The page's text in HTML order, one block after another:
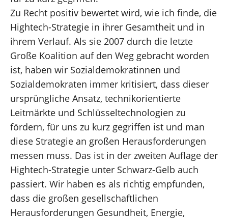
Zu Recht positiv bewertet wird, wie ich finde, die
Hightech-Strategie in ihrer Gesamtheit und in
ihrem Verlauf. Als sie 2007 durch die letzte
Große Koalition auf den Weg gebracht worden
ist, haben wir Sozialdemokratinnen und
Sozialdemokraten immer kritisiert, dass dieser
ursprüngliche Ansatz, technikorientierte
Leitmärkte und Schlüsseltechnologien zu
fördern, für uns zu kurz gegriffen ist und man
diese Strategie an großen Herausforderungen
messen muss. Das ist in der zweiten Auflage der
Hightech-Strategie unter Schwarz-Gelb auch
passiert. Wir haben es als richtig empfunden,
dass die großen gesellschaftlichen
Herausforderungen Gesundheit, Energie,